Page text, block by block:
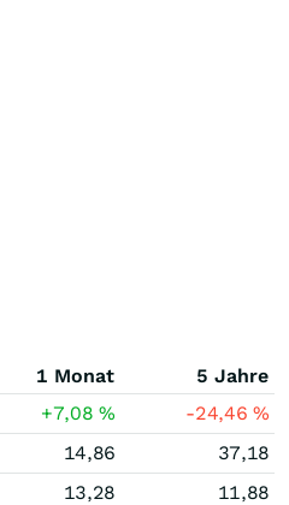
1 Monat
5 Jahre
+7,08% -24,46%
14,86
37,18
13,28
11,88